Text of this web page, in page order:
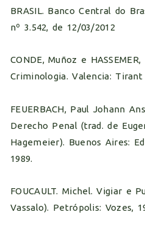
BRASIL. Banco Central do
nº 3.542, de 12/03/2012
CONDE, Muñoz e
Criminologia. Valencia:
FEUERBACH, Paul Johann
Derecho Penal (trad. de
Hagemeier). Buenos Aires:
1989.
FOUCAULT. Michel. Vigiar e
Vassalo). Petrópolis: Vozes,